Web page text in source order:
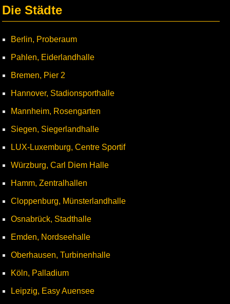
Die Städte
Berlin, Proberaum
Pahlen, Eiderlandhalle
Bremen, Pier 2
Hannover, Stadionsporthalle
Mannheim, Rosengarten
Siegen, Siegerlandhalle
LUX-Luxemburg, Centre Sportif
Würzburg, Carl Diem Halle
Hamm, Zentralhallen
Cloppenburg, Münsterlandhalle
Osnabrück, Stadthalle
Emden, Nordseehalle
Oberhausen, Turbinenhalle
Köln, Palladium
Leipzig, Easy Auensee